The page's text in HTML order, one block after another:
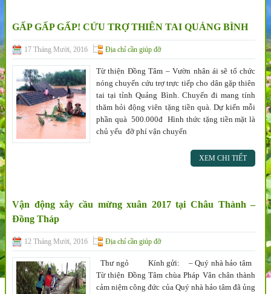
GẤP GẤP GẤP! CỨU TRỢ THIÊN TAI QUẢNG BÌNH
17 Tháng Mười, 2016 Địa chỉ cần giúp đỡ
Từ thiện Đồng Tâm – Vườn nhân ái sẽ tổ chức
nóng chuyến cứu trợ trực tiếp cho dân gặp thiên
tai tại tỉnh Quảng Bình. Chuyến đi mang tính
thăm hỏi động viên tặng tiền quà. Dự kiến mỗi
phần quà 500.000đ Hình thức tặng tiền mặt là
chủ yếu đỡ phí vận chuyển
XEM CHI TIẾT
Vận động xây cầu mừng xuân 2017 tại Châu Thành –
Đồng Tháp
12 Tháng Mười, 2016 Địa chỉ cần giúp đỡ
Thư ngỏ Kính gửi: – Quý nhà hảo tâm
Từ thiện Đồng Tâm chùa Pháp Vân chân thành
cảm niệm công đức của Quý nhà hảo tâm đã ủng